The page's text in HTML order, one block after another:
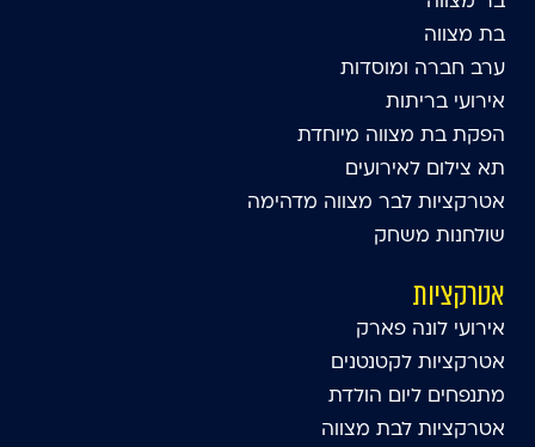
בת מצווה
ערב חברה ומוסדות
אירועי בריתות
הפקת בת מצווה מיוחדת
תא צילום לאירועים
אטרקציות לבר מצווה מדהימה
שולחנות משחק
אטרקציות
אירועי לונה פארק
אטרקציות לקטנטנים
מתנפחים ליום הולדת
אטרקציות לבת מצווה